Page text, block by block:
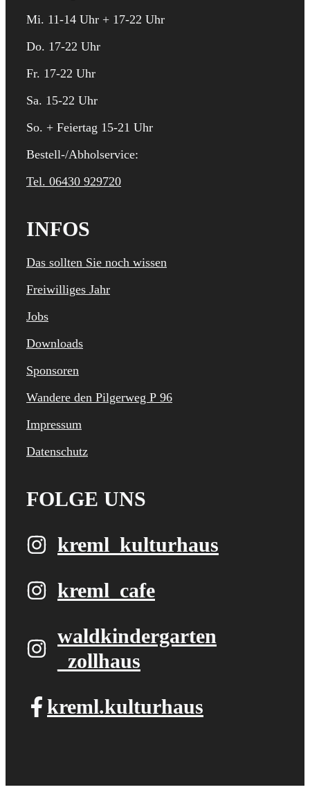
Mi. 11-14 Uhr + 17-22 Uhr
Do. 17-22 Uhr
Fr. 17-22 Uhr
Sa. 15-22 Uhr
So. + Feiertag 15-21 Uhr
Bestell-/Abholservice:
Tel. 06430 929720
INFOS
Das sollten Sie noch wissen
Freiwilliges Jahr
Jobs
Downloads
Sponsoren
Wandere den Pilgerweg P 96
Impressum
Datenschutz
FOLGE UNS
kreml_kulturhaus
kreml_cafe
waldkindergarten​
_zollhaus
kreml.kulturhaus